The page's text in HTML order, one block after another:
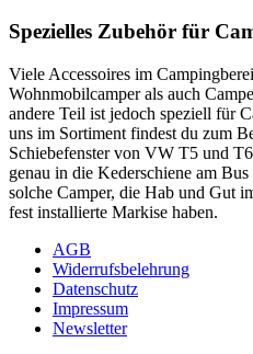
Spezielles Zubehör für
Viele Accessoires im
Wohnmobilcamper als auch
andere Teil ist jedoch speziell für
uns im Sortiment findest du zum
Schiebefenster von VW T5 und
genau in die Kederschiene am
solche Camper, die Hab und Gut
fest installierte Markise haben.
AGB
Widerrufsbelehrung
Datenschutz
Impressum
Newsletter